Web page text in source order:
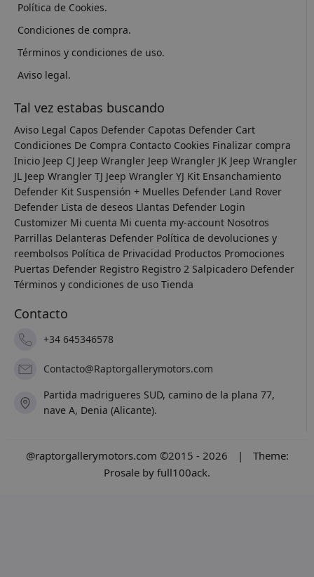
Política de Cookies.
Condiciones de compra.
Términos y condiciones de uso.
Aviso legal.
Tal vez estabas buscando
Aviso Legal Capos Defender Capotas Defender Cart
Condiciones De Compra Contacto Cookies Finalizar compra
Inicio Jeep CJ Jeep Wrangler Jeep Wrangler JK Jeep Wrangler
JL Jeep Wrangler TJ Jeep Wrangler YJ Kit Ensanchamiento
Defender Kit Suspensión + Muelles Defender Land Rover
Defender Lista de deseos Llantas Defender Login
Customizer Mi cuenta Mi cuenta my-account Nosotros
Parrillas Delanteras Defender Política de devoluciones y
reembolsos Política de Privacidad Productos Promociones
Puertas Defender Registro Registro 2 Salpicadero Defender
Términos y condiciones de uso Tienda
Contacto
+34 645346578
Contacto@Raptorgallerymotors.com
Partida madrigueres SUD, camino de la plana 77,
nave A, Denia (Alicante).
@raptorgallerymotors.com ©2015 - 2026 |
Theme:
Prosale by full100ack.